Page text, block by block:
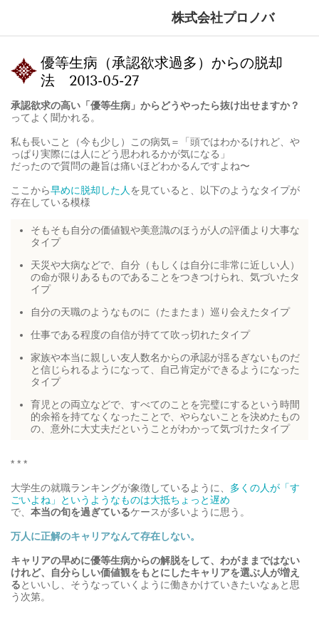
株式会社プロノバ
優等生病（承認欲求過多）からの脱却
法 2013-05-27
承認欲求の高い「優等生病」からどうやったら抜け出せますか？
ってよく聞かれる。
私も長いこと（今も少し）この病気＝「頭ではわかるけれど、や
っぱり実際には人にどう思われるかが気になる」
だったので質問の趣旨は痛いほどわかるんですよね〜
ここから早めに脱却した人 を見ていると、
以下のようなタイプが
存在している模様
そもそも自分の価値観や美意識のほうが人の評価より大事な
タイプ
天災や大病などで、自分（もしくは自分に非常に近しい人）
の命が限りあるものであることをつきつけられ、気づいたタ
イプ
自分の天職のようなものに（たまたま）巡り会えたタイプ
仕事である程度の自信が持てて吹っ切れたタイプ
家族や本当に親しい友人数名からの承認が揺るぎないものだ
と信じられるようになって、自己肯定ができるようになった
タイプ
育児との両立などで、すべてのことを完璧にするという時間
的余裕を持てなくなったことで、やらないことを決めたもの
の、意外に大丈夫だということがわかって気づけたタイプ
* * *
大学生の就職ランキングが象徴しているように、 多くの人が「す
ごいよね」というようなものは大抵ちょっと遅め
で、 本当の旬を過ぎているケースが多いように思う。
万人に正解のキャリアなんて存在しない。
キャリアの早めに優等生病からの解脱をして、わがままではない
けれど、自分らしい価値観をもとにしたキャリアを選ぶ人が増え
るといいし、そうなっていくように働きかけていきたいなぁと思
う次第。